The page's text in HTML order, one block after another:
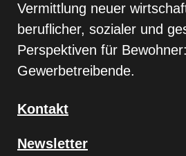
Vermittlung neuer
beruflicher, sozialer und
Perspektiven für
Gewerbetreibende.
Kontakt
Newsletter